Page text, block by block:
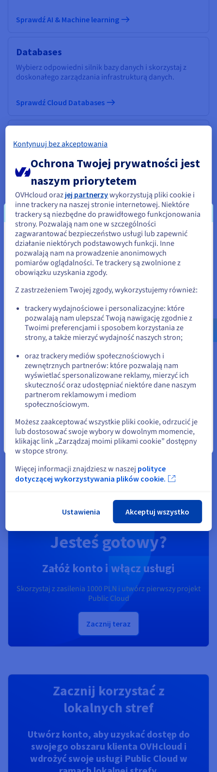
Sprawdź AI & Machine learning
Databases
Wybierz odpowiedni silnik bazy danych i skorzystaj z
doskonałego zarządzania infrastrukturą danych.
Sprawdź Cloud Databases
Uruchom data stack oraz aplikacje za pomocą
zarządzanej infrastruktury o otwartym kodzie
źródłowym i wykorzystuj potencjał Twoich danych.
Sprawdź Cloud Analytics
Data Platform
Realizuj i wdrażaj projekty Data & Analytics w
rekordowym czasie dzięki rozwiązaniu, które jest
kompleksowe, zintegrowane, wspierające pracę
zespołową i dostępne dla wszystkich.
Sprawdź Data Platform
Informatyka kwantowa
Odkrywaj informatykę kwantową dzięki zintegrowanej
platformie: symuluj, testuj i uruchamiaj algorytmy na
emulatorach i procesorach QPU.
Sprawdź Quantum as a Service
Identity, Security & Operations
Zapewnij bezpieczeństwo, monitoruj i zarządzaj Twoimi
usługami w OVHcloud
Sprawdź Rozwiązania Identity, Security & Operations
Jesteś gotowy?
Załóż konto i włącz usługi
Skorzystaj z zasilenia 1000 PLN i utwórz pierwszy projekt
Public Cloud
Zacznij teraz
Zacznij korzystać z
lokalnych stref
Utwórz konto, aby uzyskać dostęp do
swojego obszaru klienta OVHcloud i
wdrożyć swoje usługi Public Cloud w
Wydaje się, że znajdujesz się w
Stany Zjednoczone
Jeśli chcesz złożyć zamówienie w Stany Zjednoczone, wyszukaj
Go to Stany Zjednoczone website
us.ovhcloud.com/
Angielski USD - $
lub
Pozostań na bieżącej stronie
Wybierz inną stronę
Zamknij
Kontynuuj bez akceptowania
Ochrona Twojej prywatności jest
naszym priorytetem
OVHcloud oraz jej partnerzywykorzystują pliki cookie i
inne trackery na naszej stronie internetowej. Niektóre
trackery są niezbędne do prawidłowego funkcjonowania
strony. Pozwalają nam one w szczególności
zagwarantować bezpieczeństwo usługi lub zapewnić
działanie niektórych podstawowych funkcji. Inne
pozwalają nam na prowadzenie anonimowych
pomiarów oglądalności. Te trackery są zwolnione z
obowiązku uzyskania zgody.
Z zastrzeżeniem Twojej zgody, wykorzystujemy również:
trackery wydajnościowe i personalizacyjne: które
pozwalają nam ulepszać Twoją nawigację zgodnie z
Twoimi preferencjami i sposobem korzystania ze
strony, a także mierzyć wydajność naszych stron;
oraz trackery mediów społecznościowych i
zewnętrznych partnerów: które pozwalają nam
wyświetlać spersonalizowane reklamy, mierzyć ich
skuteczność oraz udostępniać niektóre dane naszym
partnerom reklamowym i mediom
społecznościowym.
Możesz zaakceptować wszystkie pliki cookie, odrzucić je
lub dostosować swoje wybory w dowolnym momencie,
klikając link „Zarządzaj moimi plikami cookie” dostępny
w stopce strony.
Więcej informacji znajdziesz w naszej polityce
dotyczącej wykorzystywania plików cookie.
Ustawienia Akceptuj wszystko